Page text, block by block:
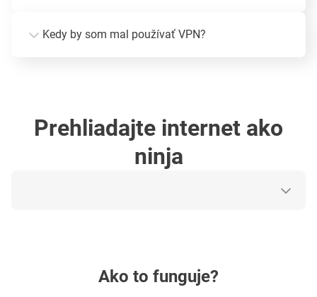
Kedy by som mal používať VPN?
Prehliadajte internet ako
ninja
Ako to funguje?